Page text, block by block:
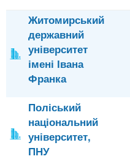
Житомирський
державний
університет
імені Івана
Франка
Поліський
національний
університет,
ПНУ